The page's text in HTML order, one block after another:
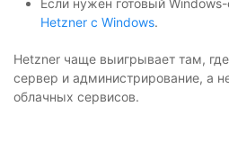
Если нужен готовый
Hetzner с Windows.
Hetzner чаще выигрывает там,
сервер и администрирование, а
облачных сервисов.